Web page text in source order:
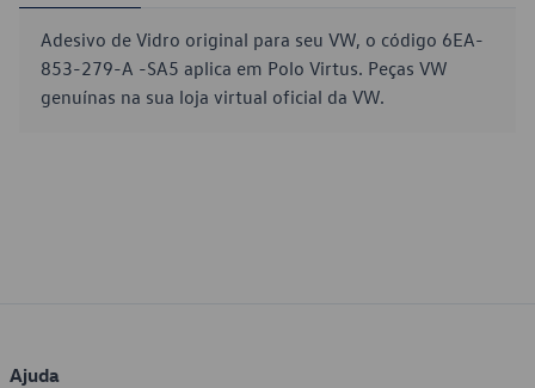
Adesivo de Vidro original para seu VW, o código 6EA-
853-279-A -SA5 aplica em Polo Virtus. Peças VW
genuínas na sua loja virtual oficial da VW.
Ajuda